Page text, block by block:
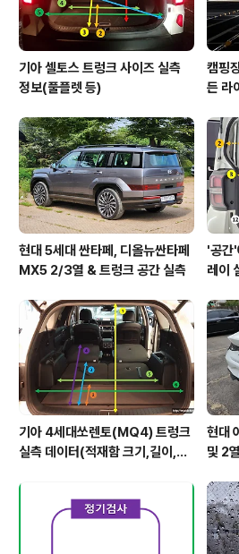
기아 셀토스 트렁크 사이즈 실측
정보(풀플렛 등)
캠핑
든 라
현대 5세대 싼타페, 디올뉴싼타페
MX5 2/3열 & 트렁크 공간 실측
'공간
레이
기아 4세대쏘렌토(MQ4) 트렁크
실측 데이터(적재함 크기,길이,높
현대
및 2